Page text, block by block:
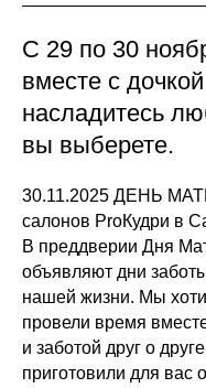
С 29 по 30
вместе с
насладитесь
вы выберете.
30.11.2025 ДЕНЬ
салонов ProКудри в
В преддверии Дня
объявляют дни
нашей жизни. Мы
провели время
и заботой друг о
приготовили для вас